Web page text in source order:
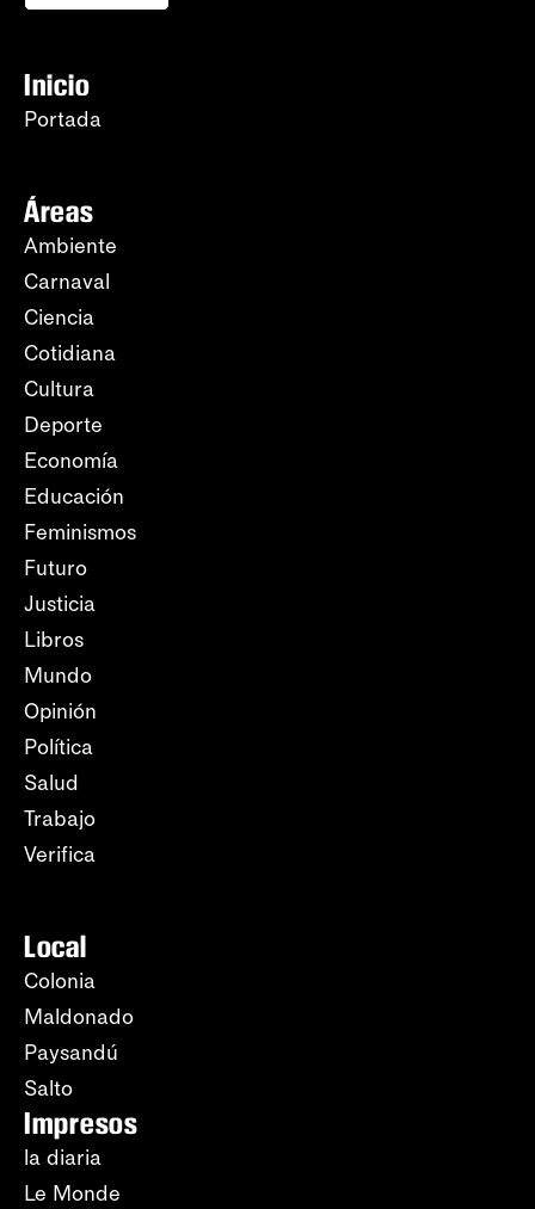
Inicio
Portada
Áreas
Ambiente
Carnaval
Ciencia
Cotidiana
Cultura
Deporte
Economía
Educación
Feminismos
Futuro
Justicia
Libros
Mundo
Opinión
Política
Salud
Trabajo
Verifica
Local
Colonia
Maldonado
Paysandú
Salto
Impresos
la diaria
Le Monde